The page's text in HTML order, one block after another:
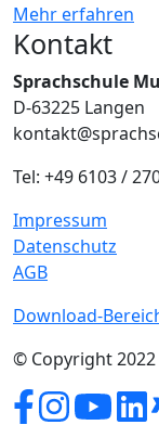
Mehr erfahren
Kontakt
Sprachschule
D-63225 Langen
Tel: +49 6103 /
Impressum
Datenschutz
AGB
Download-
© Copyright